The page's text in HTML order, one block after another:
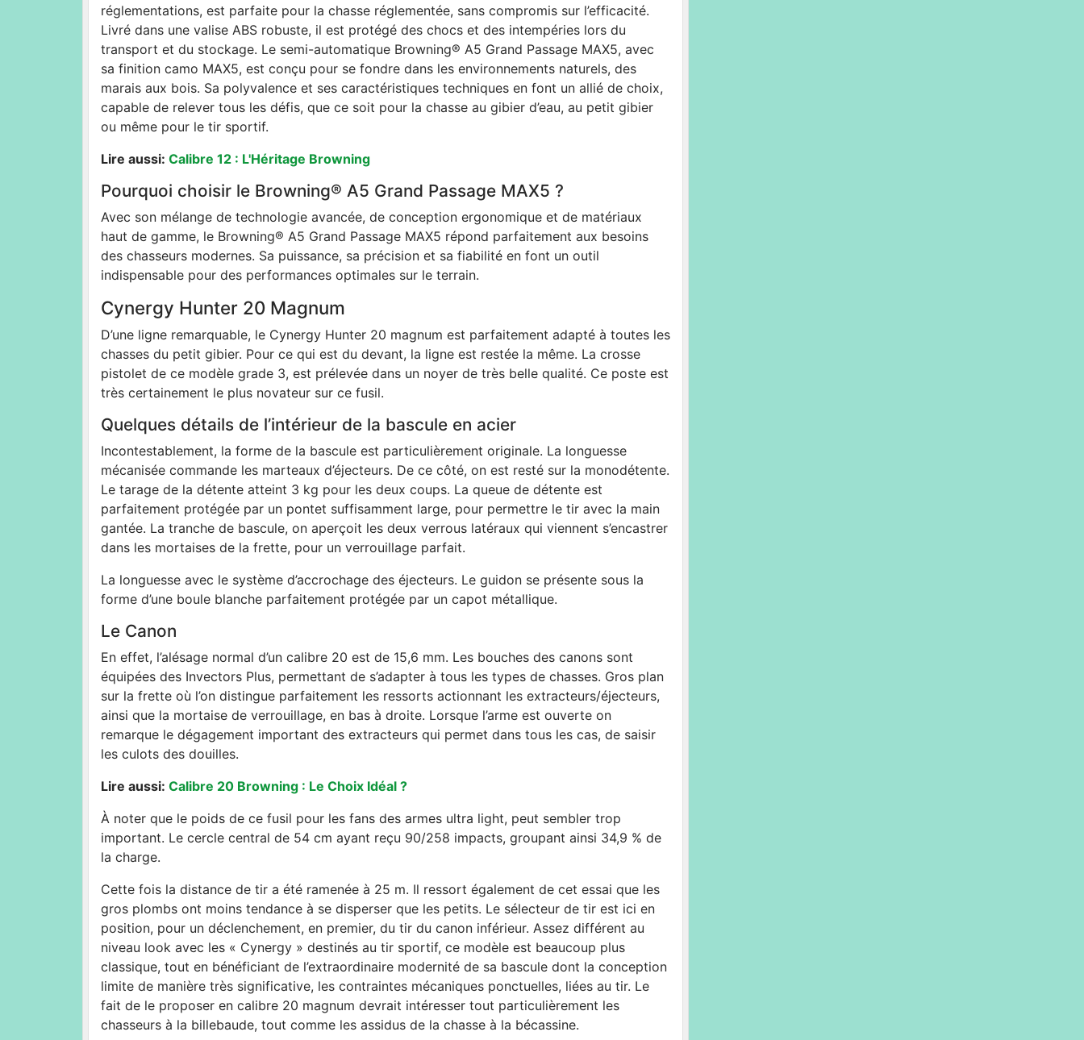
réglementations, est parfaite pour la chasse réglementée, sans compromis sur l’efficacité.
Livré dans une valise ABS robuste, il est protégé des chocs et des intempéries lors du
transport et du stockage. Le semi-automatique Browning® A5 Grand Passage MAX5, avec
sa finition camo MAX5, est conçu pour se fondre dans les environnements naturels, des
marais aux bois. Sa polyvalence et ses caractéristiques techniques en font un allié de choix,
capable de relever tous les défis, que ce soit pour la chasse au gibier d’eau, au petit gibier
ou même pour le tir sportif.
Lire aussi: Calibre 12 : L'Héritage Browning
Pourquoi choisir le Browning® A5 Grand Passage MAX5 ?
Avec son mélange de technologie avancée, de conception ergonomique et de matériaux
haut de gamme, le Browning® A5 Grand Passage MAX5 répond parfaitement aux besoins
des chasseurs modernes. Sa puissance, sa précision et sa fiabilité en font un outil
indispensable pour des performances optimales sur le terrain.
Cynergy Hunter 20 Magnum
D’une ligne remarquable, le Cynergy Hunter 20 magnum est parfaitement adapté à toutes les
chasses du petit gibier. Pour ce qui est du devant, la ligne est restée la même. La crosse
pistolet de ce modèle grade 3, est prélevée dans un noyer de très belle qualité. Ce poste est
très certainement le plus novateur sur ce fusil.
Quelques détails de l’intérieur de la bascule en acier
Incontestablement, la forme de la bascule est particulièrement originale. La longuesse
mécanisée commande les marteaux d’éjecteurs. De ce côté, on est resté sur la monodétente.
Le tarage de la détente atteint 3 kg pour les deux coups. La queue de détente est
parfaitement protégée par un pontet suffisamment large, pour permettre le tir avec la main
gantée. La tranche de bascule, on aperçoit les deux verrous latéraux qui viennent s’encastrer
dans les mortaises de la frette, pour un verrouillage parfait.
La longuesse avec le système d’accrochage des éjecteurs. Le guidon se présente sous la
forme d’une boule blanche parfaitement protégée par un capot métallique.
Le Canon
En effet, l’alésage normal d’un calibre 20 est de 15,6 mm. Les bouches des canons sont
équipées des Invectors Plus, permettant de s’adapter à tous les types de chasses. Gros plan
sur la frette où l’on distingue parfaitement les ressorts actionnant les extracteurs/éjecteurs,
ainsi que la mortaise de verrouillage, en bas à droite. Lorsque l’arme est ouverte on
remarque le dégagement important des extracteurs qui permet dans tous les cas, de saisir
les culots des douilles.
Lire aussi: Calibre 20 Browning : Le Choix Idéal ?
À noter que le poids de ce fusil pour les fans des armes ultra light, peut sembler trop
important. Le cercle central de 54 cm ayant reçu 90/258 impacts, groupant ainsi 34,9 % de
la charge.
Cette fois la distance de tir a été ramenée à 25 m. Il ressort également de cet essai que les
gros plombs ont moins tendance à se disperser que les petits. Le sélecteur de tir est ici en
position, pour un déclenchement, en premier, du tir du canon inférieur. Assez différent au
niveau look avec les « Cynergy » destinés au tir sportif, ce modèle est beaucoup plus
classique, tout en bénéficiant de l’extraordinaire modernité de sa bascule dont la conception
limite de manière très significative, les contraintes mécaniques ponctuelles, liées au tir. Le
fait de le proposer en calibre 20 magnum devrait intéresser tout particulièrement les
chasseurs à la billebaude, tout comme les assidus de la chasse à la bécassine.